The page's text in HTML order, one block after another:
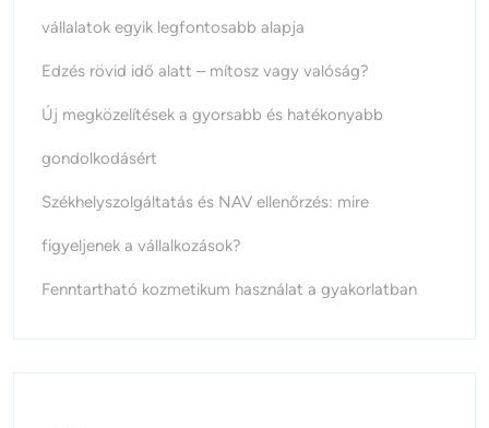
vállalatok egyik legfontosabb alapja
Edzés rövid idő alatt – mítosz vagy valóság?
Új megközelítések a gyorsabb és hatékonyabb
gondolkodásért
Székhelyszolgáltatás és NAV ellenőrzés: mire
figyeljenek a vállalkozások?
Fenntartható kozmetikum használat a gyakorlatban